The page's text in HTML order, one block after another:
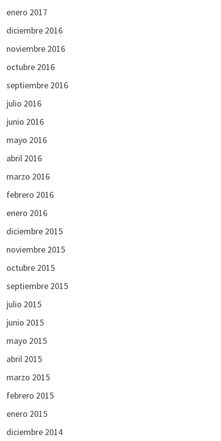
enero 2017
diciembre 2016
noviembre 2016
octubre 2016
septiembre 2016
julio 2016
junio 2016
mayo 2016
abril 2016
marzo 2016
febrero 2016
enero 2016
diciembre 2015
noviembre 2015
octubre 2015
septiembre 2015
julio 2015
junio 2015
mayo 2015
abril 2015
marzo 2015
febrero 2015
enero 2015
diciembre 2014